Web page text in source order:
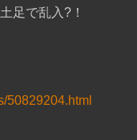
足で乱入?！
50829204.html